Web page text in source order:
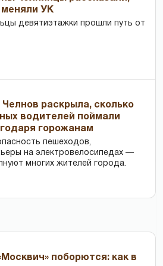
меняли УК
девятиэтажки прошли путь от
Челнов раскрыла, сколько
водителей поймали
горожанам
пешеходов,
на электровелосипедах —
многих жителей города.
поборются: как в